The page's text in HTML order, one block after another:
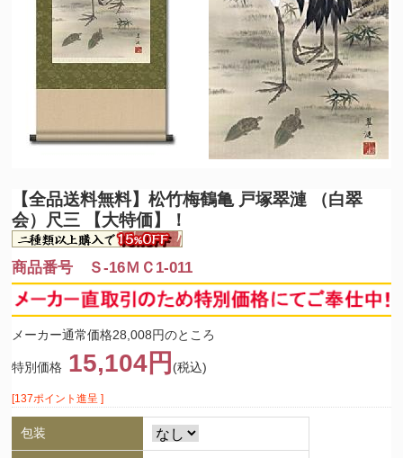
【全品送料無料】松竹梅鶴亀 戸塚翠漣 （白翠
会）尺三 【大特価】！
商品番号 Ｓ-16ＭＣ1-011
メーカー通常価格28,008円のところ
特別価格 15,104円 (税込)
[137ポイント進呈 ]
包装